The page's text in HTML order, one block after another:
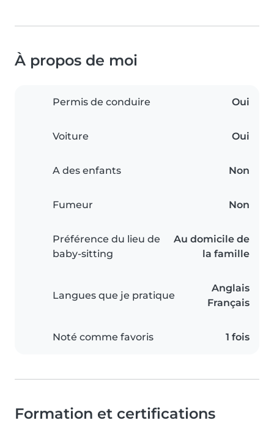
À propos de moi
Permis de conduire Oui
Voiture Oui
A des enfants Non
Fumeur Non
Préférence du lieu de
baby-sitting
Au domicile de
la famille
Langues que je pratique
Anglais
Français
Noté comme favoris 1 fois
Formation et certifications